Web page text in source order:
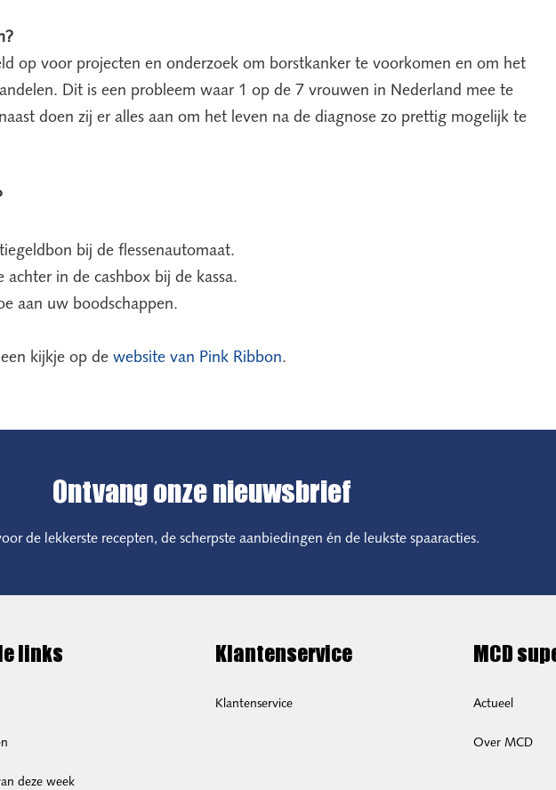
op voor projecten en onderzoek om borstkanker te voorkomen en om het
Dit is een probleem waar 1 op de 7 vrouwen in Nederland mee te
doen zij er alles aan om het leven na de diagnose zo prettig mogelijk te
bij de flessenautomaat.
achter in de cashbox bij de kassa.
aan uw boodschappen.
kijkje op de website van Pink Ribbon.
Ontvang onze nieuwsbrief
de lekkerste recepten, de scherpste aanbiedingen én de leukste spaaracties.
links
deze week
Klantenservice
Klantenservice
MCD
Actueel
Over MCD